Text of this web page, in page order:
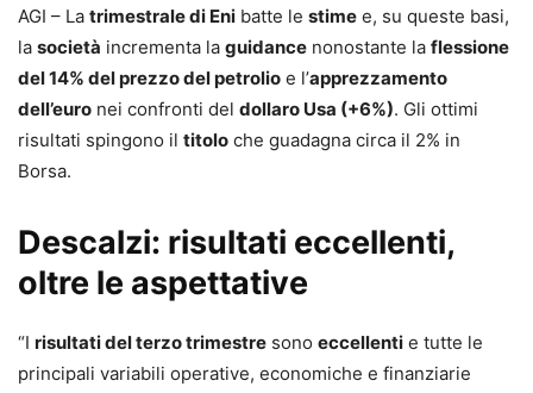
AGI – La trimestrale di Eni batte le stime e, su queste basi,
la società incrementa la guidance nonostante la flessione
del 14% del prezzo del petrolio e l’apprezzamento
dell’euro nei confronti del dollaro Usa (+6%). Gli ottimi
risultati spingono il titolo che guadagna circa il 2% in
Borsa.
Descalzi: risultati eccellenti,
oltre le aspettative
“I risultati del terzo trimestre sono eccellenti e tutte le
principali variabili operative, economiche e finanziarie